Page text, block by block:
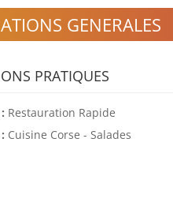
GENERALES
PRATIQUES
Restauration Rapide
Cuisine Corse - Salades